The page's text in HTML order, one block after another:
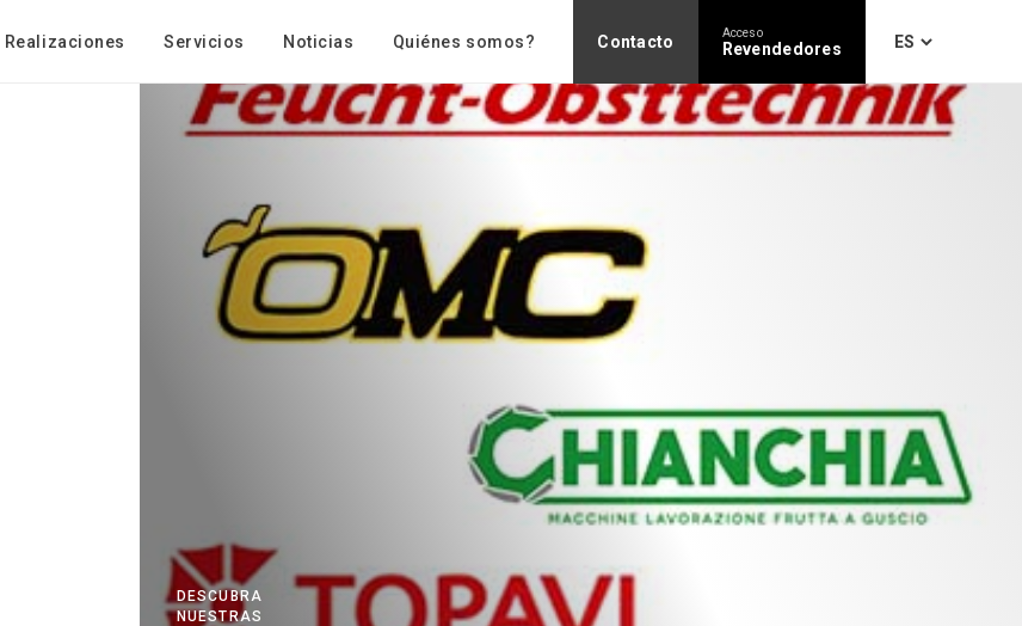
Realizaciones Servicios Noticias Quiénes somos? Contacto Acceso
Revendedores
DESCUBRA
NUESTRAS